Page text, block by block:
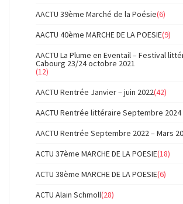
AACTU 39ème Marché de la Poésie(6)
AACTU 40ème MARCHE DE LA POESIE(9)
AACTU La Plume en Eventail – Festival
Cabourg 23/24 octobre 2021
(12)
AACTU Rentrée Janvier – juin 2022(42)
AACTU Rentrée littéraire Septembre 2024
AACTU Rentrée Septembre 2022 – Mars
ACTU 37ème MARCHE DE LA POESIE(18)
ACTU 38ème MARCHE DE LA POESIE(6)
ACTU Alain Schmoll(28)